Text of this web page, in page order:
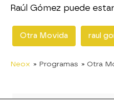
Raúl Gómez puede
Otra Movida raul
Neox » Programas » Otra